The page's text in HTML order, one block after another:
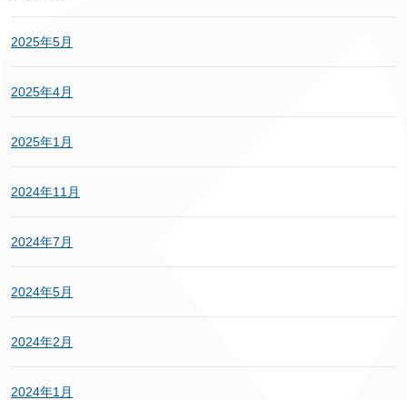
2025年5月
2025年4月
2025年1月
2024年11月
2024年7月
2024年5月
2024年2月
2024年1月